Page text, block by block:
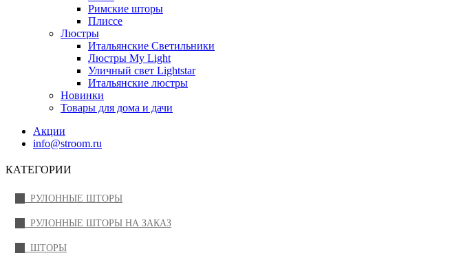
Римские шторы
Плиссе
Люстры
Итальянские Светильники
Люстры My Light
Уличный свет Lightstar
Итальянские люстры
Новинки
Товары для дома и дачи
Акции
info@stroom.ru
КАТЕГОРИИ
РУЛОННЫЕ ШТОРЫ
РУЛОННЫЕ ШТОРЫ НА ЗАКАЗ
ШТОРЫ